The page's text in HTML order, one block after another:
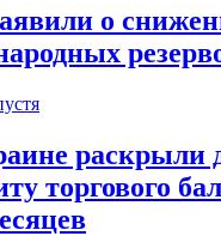
о
раскрыли
торгового